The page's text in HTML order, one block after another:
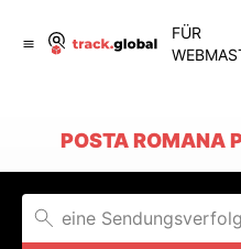
FÜR
POSTA ROMANA